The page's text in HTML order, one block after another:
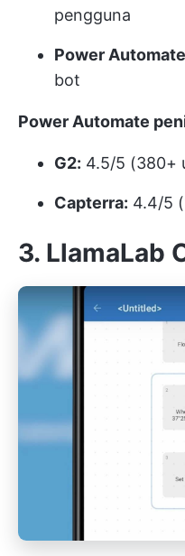
pengguna
Power Automate
bot
Power Automate
G2: 4.5/5 (380+
Capterra: 4.4/5
3. LlamaLab